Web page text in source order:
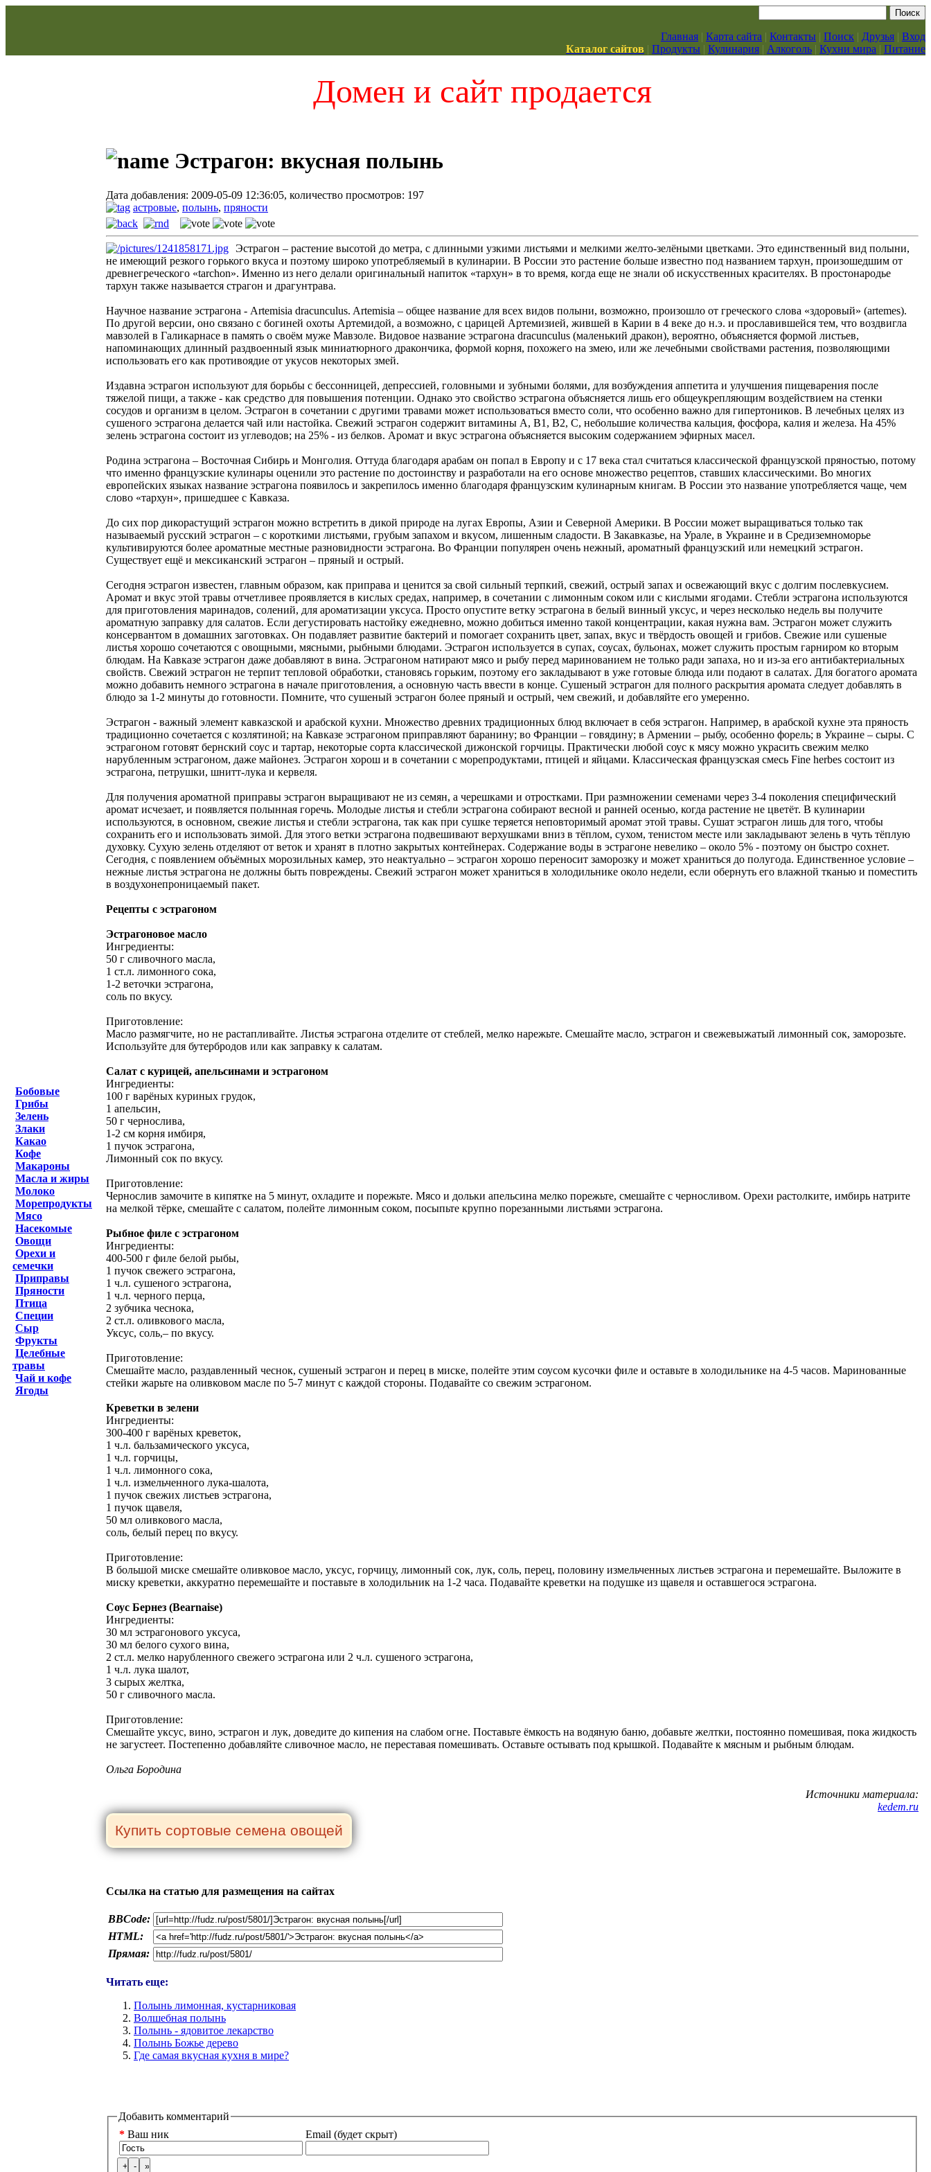
Главная | Карта сайта | Контакты | Поиск | Друзья | Вход
Каталог сайтов | Продукты | Кулинария | Алкоголь | Кухни мира | Питание
Домен и сайт продается
Бобовые
Грибы
Зелень
Злаки
Какао
Кофе
Макароны
Масла и жиры
Молоко
Морепродукты
Мясо
Насекомые
Овощи
Орехи и
семечки
Приправы
Пряности
Птица
Специи
Сыр
Фрукты
Целебные
травы
Чай и кофе
Ягоды
Эстрагон: вкусная полынь
Дата добавления: 2009-05-09 12:36:05, количество просмотров: 197
астровые, полынь, пряности
Эстрагон – растение высотой до метра, с длинными узкими листьями и мелкими желто-зелёными цветками. Это единственный вид полыни,
не имеющий резкого горького вкуса и поэтому широко употребляемый в кулинарии. В России это растение больше известно под названием тархун, произошедшим от
древнегреческого «tarchon». Именно из него делали оригинальный напиток «тархун» в то время, когда еще не знали об искусственных красителях. В простонародье
тархун также называется страгон и драгунтрава.
Научное название эстрагона - Artemisia dracunculus. Artemisia – общее название для всех видов полыни, возможно, произошло от греческого слова «здоровый» (artemes).
По другой версии, оно связано с богиней охоты Артемидой, а возможно, с царицей Артемизией, жившей в Карии в 4 веке до н.э. и прославившейся тем, что воздвигла
мавзолей в Галикарнасе в память о своём муже Мавзоле. Видовое название эстрагона dracunculus (маленький дракон), вероятно, объясняется формой листьев,
напоминающих длинный раздвоенный язык миниатюрного дракончика, формой корня, похожего на змею, или же лечебными свойствами растения, позволяющими
использовать его как противоядие от укусов некоторых змей.
Издавна эстрагон используют для борьбы с бессонницей, депрессией, головными и зубными болями, для возбуждения аппетита и улучшения пищеварения после
тяжелой пищи, а также - как средство для повышения потенции. Однако это свойство эстрагона объясняется лишь его общеукрепляющим воздействием на стенки
сосудов и организм в целом. Эстрагон в сочетании с другими травами может использоваться вместо соли, что особенно важно для гипертоников. В лечебных целях из
сушеного эстрагона делается чай или настойка. Свежий эстрагон содержит витамины А, В1, В2, С, небольшие количества кальция, фосфора, калия и железа. На 45%
зелень эстрагона состоит из углеводов; на 25% - из белков. Аромат и вкус эстрагона объясняется высоким содержанием эфирных масел.
Родина эстрагона – Восточная Сибирь и Монголия. Оттуда благодаря арабам он попал в Европу и с 17 века стал считаться классической французской пряностью, потому
что именно французские кулинары оценили это растение по достоинству и разработали на его основе множество рецептов, ставших классическими. Во многих
европейских языках название эстрагона появилось и закрепилось именно благодаря французским кулинарным книгам. В России это название употребляется чаще, чем
слово «тархун», пришедшее с Кавказа.
До сих пор дикорастущий эстрагон можно встретить в дикой природе на лугах Европы, Азии и Северной Америки. В России может выращиваться только так
называемый русский эстрагон – с короткими листьями, грубым запахом и вкусом, лишенным сладости. В Закавказье, на Урале, в Украине и в Средиземноморье
культивируются более ароматные местные разновидности эстрагона. Во Франции популярен очень нежный, ароматный французский или немецкий эстрагон.
Существует ещё и мексиканский эстрагон – пряный и острый.
Сегодня эстрагон известен, главным образом, как приправа и ценится за свой сильный терпкий, свежий, острый запах и освежающий вкус с долгим послевкусием.
Аромат и вкус этой травы отчетливее проявляется в кислых средах, например, в сочетании с лимонным соком или с кислыми ягодами. Стебли эстрагона используются
для приготовления маринадов, солений, для ароматизации уксуса. Просто опустите ветку эстрагона в белый винный уксус, и через несколько недель вы получите
ароматную заправку для салатов. Если дегустировать настойку ежедневно, можно добиться именно такой концентрации, какая нужна вам. Эстрагон может служить
консервантом в домашних заготовках. Он подавляет развитие бактерий и помогает сохранить цвет, запах, вкус и твёрдость овощей и грибов. Свежие или сушеные
листья хорошо сочетаются с овощными, мясными, рыбными блюдами. Эстрагон используется в супах, соусах, бульонах, может служить простым гарниром ко вторым
блюдам. На Кавказе эстрагон даже добавляют в вина. Эстрагоном натирают мясо и рыбу перед маринованием не только ради запаха, но и из-за его антибактериальных
свойств. Свежий эстрагон не терпит тепловой обработки, становясь горьким, поэтому его закладывают в уже готовые блюда или подают в салатах. Для богатого аромата
можно добавить немного эстрагона в начале приготовления, а основную часть ввести в конце. Сушеный эстрагон для полного раскрытия аромата следует добавлять в
блюдо за 1-2 минуты до готовности. Помните, что сушеный эстрагон более пряный и острый, чем свежий, и добавляйте его умеренно.
Эстрагон - важный элемент кавказской и арабской кухни. Множество древних традиционных блюд включает в себя эстрагон. Например, в арабской кухне эта пряность
традиционно сочетается с козлятиной; на Кавказе эстрагоном приправляют баранину; во Франции – говядину; в Армении – рыбу, особенно форель; в Украине – сыры. С
эстрагоном готовят бернский соус и тартар, некоторые сорта классической дижонской горчицы. Практически любой соус к мясу можно украсить свежим мелко
нарубленным эстрагоном, даже майонез. Эстрагон хорош и в сочетании с морепродуктами, птицей и яйцами. Классическая французская смесь Fine herbes состоит из
эстрагона, петрушки, шнитт-лука и кервеля.
Для получения ароматной приправы эстрагон выращивают не из семян, а черешками и отростками. При размножении семенами через 3-4 поколения специфический
аромат исчезает, и появляется полынная горечь. Молодые листья и стебли эстрагона собирают весной и ранней осенью, когда растение не цветёт. В кулинарии
используются, в основном, свежие листья и стебли эстрагона, так как при сушке теряется неповторимый аромат этой травы. Сушат эстрагон лишь для того, чтобы
сохранить его и использовать зимой. Для этого ветки эстрагона подвешивают верхушками вниз в тёплом, сухом, тенистом месте или закладывают зелень в чуть тёплую
духовку. Сухую зелень отделяют от веток и хранят в плотно закрытых контейнерах. Содержание воды в эстрагоне невелико – около 5% - поэтому он быстро сохнет.
Сегодня, с появлением объёмных морозильных камер, это неактуально – эстрагон хорошо переносит заморозку и может храниться до полугода. Единственное условие –
нежные листья эстрагона не должны быть повреждены. Свежий эстрагон может храниться в холодильнике около недели, если обернуть его влажной тканью и поместить
в воздухонепроницаемый пакет.
Рецепты с эстрагоном
Эстрагоновое масло
Ингредиенты:
50 г сливочного масла,
1 ст.л. лимонного сока,
1-2 веточки эстрагона,
соль по вкусу.
Приготовление:
Масло размягчите, но не растапливайте. Листья эстрагона отделите от стеблей, мелко нарежьте. Смешайте масло, эстрагон и свежевыжатый лимонный сок, заморозьте.
Используйте для бутербродов или как заправку к салатам.
Салат с курицей, апельсинами и эстрагоном
Ингредиенты:
100 г варёных куриных грудок,
1 апельсин,
50 г чернослива,
1-2 см корня имбиря,
1 пучок эстрагона,
Лимонный сок по вкусу.
Приготовление:
Чернослив замочите в кипятке на 5 минут, охладите и порежьте. Мясо и дольки апельсина мелко порежьте, смешайте с черносливом. Орехи растолките, имбирь натрите
на мелкой тёрке, смешайте с салатом, полейте лимонным соком, посыпьте крупно порезанными листьями эстрагона.
Рыбное филе с эстрагоном
Ингредиенты:
400-500 г филе белой рыбы,
1 пучок свежего эстрагона,
1 ч.л. сушеного эстрагона,
1 ч.л. черного перца,
2 зубчика чеснока,
2 ст.л. оливкового масла,
Уксус, соль,– по вкусу.
Приготовление:
Смешайте масло, раздавленный чеснок, сушеный эстрагон и перец в миске, полейте этим соусом кусочки филе и оставьте в холодильнике на 4-5 часов. Маринованные
стейки жарьте на оливковом масле по 5-7 минут с каждой стороны. Подавайте со свежим эстрагоном.
Креветки в зелени
Ингредиенты:
300-400 г варёных креветок,
1 ч.л. бальзамического уксуса,
1 ч.л. горчицы,
1 ч.л. лимонного сока,
1 ч.л. измельченного лука-шалота,
1 пучок свежих листьев эстрагона,
1 пучок щавеля,
50 мл оливкового масла,
соль, белый перец по вкусу.
Приготовление:
В большой миске смешайте оливковое масло, уксус, горчицу, лимонный сок, лук, соль, перец, половину измельченных листьев эстрагона и перемешайте. Выложите в
миску креветки, аккуратно перемешайте и поставьте в холодильник на 1-2 часа. Подавайте креветки на подушке из щавеля и оставшегося эстрагона.
Соус Бернез (Bearnaise)
Ингредиенты:
30 мл эстрагонового уксуса,
30 мл белого сухого вина,
2 ст.л. мелко нарубленного свежего эстрагона или 2 ч.л. сушеного эстрагона,
1 ч.л. лука шалот,
3 сырых желтка,
50 г сливочного масла.
Приготовление:
Смешайте уксус, вино, эстрагон и лук, доведите до кипения на слабом огне. Поставьте ёмкость на водяную баню, добавьте желтки, постоянно помешивая, пока жидкость
не загустеет. Постепенно добавляйте сливочное масло, не переставая помешивать. Оставьте остывать под крышкой. Подавайте к мясным и рыбным блюдам.
Ольга Бородина
Источники материала:
kedem.ru
Ссылка на статью для размещения на сайтах
BBCode:
HTML:
Прямая:
Читать еще:
Полынь лимонная, кустарниковая
Волшебная полынь
Полынь - ядовитое лекарство
Полынь Божье дерево
Где самая вкусная кухня в мире?
Добавить комментарий
* Ваш ник Email (будет скрыт)